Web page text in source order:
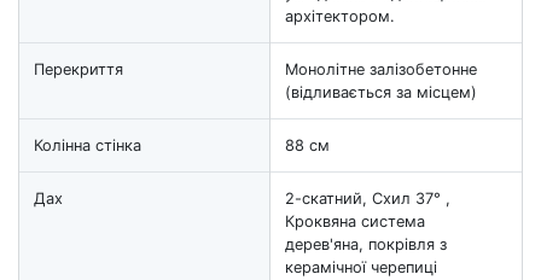
архітектором.
Перекриття
Монолітне залізобетонне
(відливається за місцем)
Колінна стінка 88 см
Дах
2-скатний, Схил 37° ,
Кроквяна система
дерев'яна, покрівля з
керамічної черепиці